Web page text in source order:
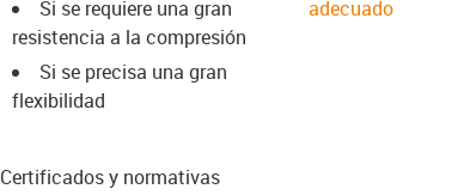
Si se requiere una gran
resistencia a la compresión
Si se precisa una gran
flexibilidad
adecuado
Certificados y normativas